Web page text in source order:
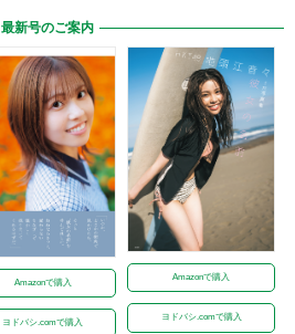
最新号のご案内
Amazonで購入
ヨドバシ.comで購入
Amazonで購入
ヨドバシ.comで購入